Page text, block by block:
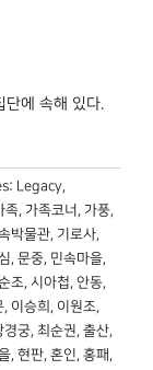
단에 속해 있다.
Legacy,
족, 가족코너 , 가풍,
박물관, 기로사,
, 문중, 민속마을,
조, 시아첩, 안동,
, 이승희 , 이원조,
경궁, 최순권, 출산,
, 현판, 혼인, 홍패 ,